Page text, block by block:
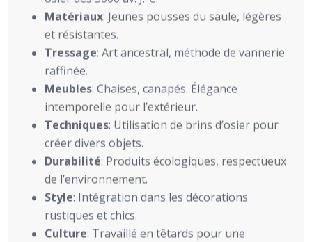
Matériaux: Jeunes pousses du saule, légères
et résistantes.
Tressage: Art ancestral, méthode de vannerie
raffinée.
Meubles: Chaises, canapés. Élégance
intemporelle pour l’extérieur.
Techniques: Utilisation de brins d’osier pour
créer divers objets.
Durabilité: Produits écologiques, respectueux
de l’environnement.
Style: Intégration dans les décorations
rustiques et chics.
Culture: Travaillé en têtards pour une